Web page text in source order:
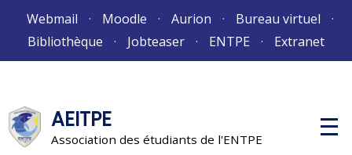
Webmail Moodle Aurion
Bureau virtuel
Bibliothèque
Jobteaser ENTPE Extranet
AEITPE
Association des étudiants de l'ENTPE
M
e